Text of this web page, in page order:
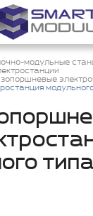
модульные